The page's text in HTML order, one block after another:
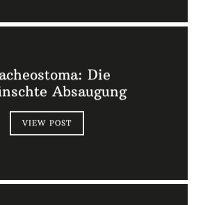
Die
Absaugung
VIEW POST